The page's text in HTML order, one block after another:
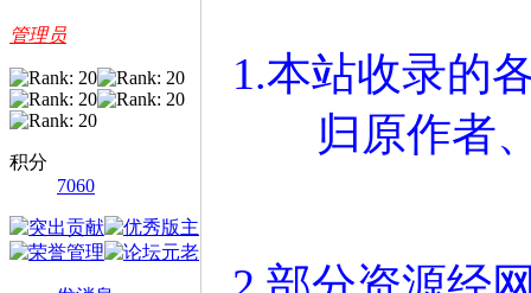
管理员
积分
7060
1.本站收录的
归原作者